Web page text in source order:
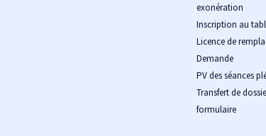
exonération
Inscription au
Licence de
Demande
PV des séances
Transfert de
formulaire